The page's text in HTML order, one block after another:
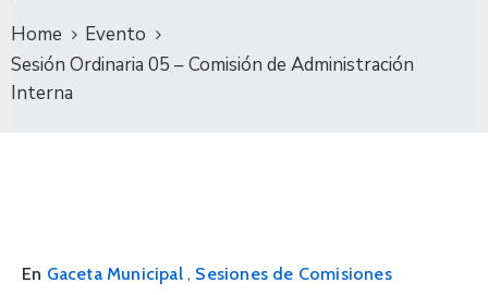
Home
Evento
Sesión Ordinaria 05 – Comisión de Administración
Interna
En Gaceta Municipal , Sesiones de Comisiones